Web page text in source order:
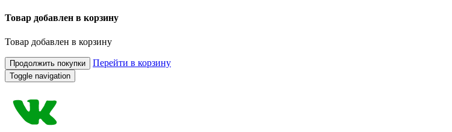
Товар добавлен в корзину
Товар добавлен в корзину
Продолжить покупки Перейти в корзину
Toggle navigation